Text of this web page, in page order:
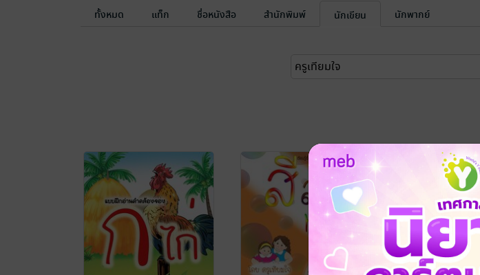
ทั้งหมด แท็ก ชื่อหนังสือ สำนักพิมพ์ นักเขียน
นักพากย์